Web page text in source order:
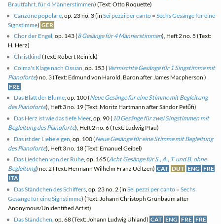
Brautfahrt, für 4 Männerstimmen) (Text: Otto Roquette)
Canzone popolare , op. 23 no. 3 (inSei pezzi per canto = Sechs Gesänge für eine
Signstimme) GER
Chor der Engel, op. 143 (8 Gesänge für 4 Männerstimmen), Heft 2 no. 5 (Text:
H. Herz)
Christkind (Text: Robert Reinick)
Colma's Klage nach Ossian , op. 153 ( Vermischte Gesänge für 1 Singstimme mit
Pianoforte) no. 3 (Text: Edmund von Harold, Baron after James Macpherson )
FRE
Das Blatt der Blume, op. 100 (Neue Gesänge für eine Stimme mit Begleitung
des Pianoforte), Heft 3 no. 19 (Text: Moritz Hartmann after Sándor Petőfi)
Das Herz ist wie das tiefe Meer, op. 90 ( 10 Gesänge für zwei Singstimmen mit
Begleitung des Pianoforte), Heft 2 no. 6 (Text: Ludwig Pfau)
Das ist der Liebe eigen , op. 100 (Neue Gesänge für eine Stimme mit Begleitung
des Pianoforte), Heft 3 no. 18 (Text: Emanuel Geibel)
Das Liedchen von der Ruhe, op. 165 (Acht Gesänge für S., A., T. und B. ohne
Begleitung) no. 2 (Text: Hermann Wilhelm Franz Ueltzen) CAT DUT ENG FRE
ITA
Das Ständchen des Schiffers, op. 23 no. 2 (inSei pezzi per canto = Sechs
Gesänge für eine Signstimme) (Text: Johann Christoph Grünbaum after
Anonymous/Unidentified Artist)
Das Ständchen , op. 68 (Text: Johann Ludwig Uhland) CAT ENG FRE FRE